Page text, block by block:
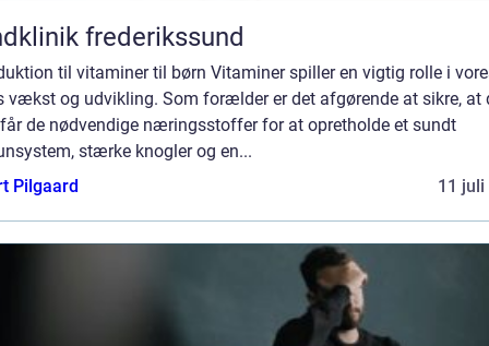
frederikssund
til vitaminer til børn Vitaminer spiller en vigtig rolle i
vækst og udvikling. Som forælder er det afgørende at sikre, at
de nødvendige næringsstoffer for at opretholde et sundt
stærke knogler og en...
Pilgaard
11 juli